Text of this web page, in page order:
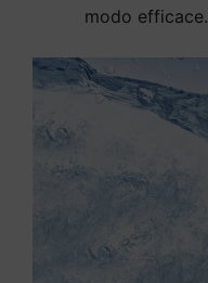
modo efficace.